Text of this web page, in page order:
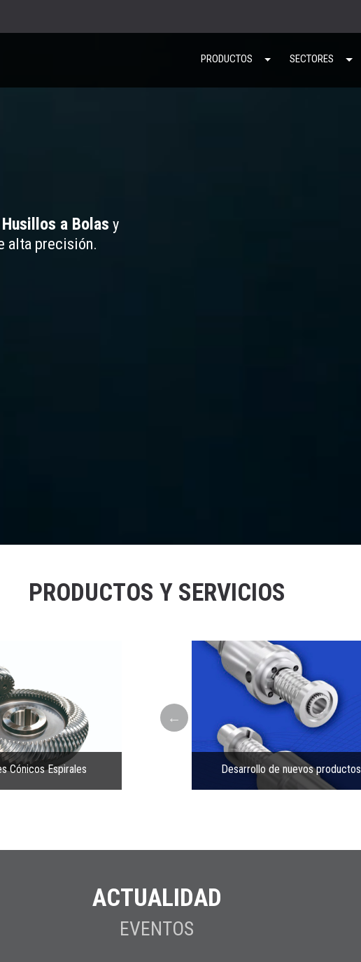
PRODUCTOS SECTORES
Husillos a Bolas y
alta precisión.
PRODUCTOS Y SERVICIOS
Cónicos Espirales
Asistencia tecnológica y mantenimiento Desarrollo de nuevos productos
ACTUALIDAD
EVENTOS